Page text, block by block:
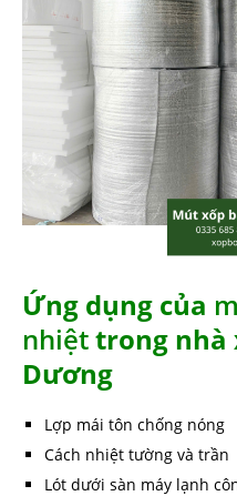
Ứng dụng của
nhiệttrong nhà
Dương
Lợp mái tôn chống nóng
Cách nhiệt tường và trần
Lót dưới sàn máy lạnh